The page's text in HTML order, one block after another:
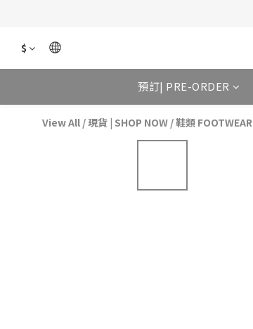
$
預訂| PRE-ORDER
View All /現貨 | SHOP NOW /鞋類 FOOTWEAR